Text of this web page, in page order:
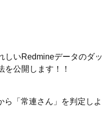
しいRedmineデータのダッ
を公開します！！
ら「常連さん」を判定しよ